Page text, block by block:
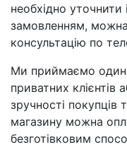
необхідно
замовленням,
консультацію по
Ми приймаємо
приватних
зручності покупців
магазину можна
безготівковим